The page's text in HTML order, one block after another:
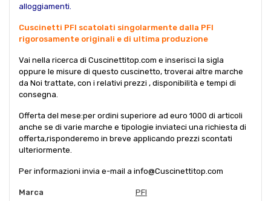
alloggiamenti.
Cuscinetti PFI scatolati singolarmente dalla PFI
rigorosamente originali e di ultima produzione
Vai nella ricerca di Cuscinettitop.com e inserisci la sigla
oppure le misure di questo cuscinetto, troverai altre marche
da Noi trattate, con i relativi prezzi , disponibilità e tempi di
consegna.
Offerta del mese:per ordini superiore ad euro 1000 di articoli
anche se di varie marche e tipologie inviateci una richiesta di
offerta,risponderemo in breve applicando prezzi scontati
ulteriormente.
Per informazioni invia e-mail a info@Cuscinettitop.com
Marca PFI